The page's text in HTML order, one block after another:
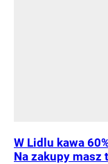
W Lidlu kawa
Na zakupy masz